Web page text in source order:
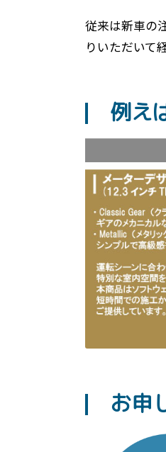
従来は新車の
りいただいて
例え
お申